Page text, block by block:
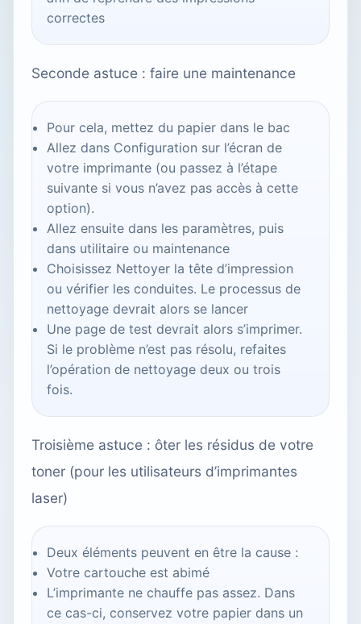
correctes
Seconde astuce : faire une maintenance
Pour cela, mettez du papier dans le bac
Allez dans Configuration sur l’écran de
votre imprimante (ou passez à l’étape
suivante si vous n’avez pas accès à cette
option).
Allez ensuite dans les paramètres, puis
dans utilitaire ou maintenance
Choisissez Nettoyer la tête d’impression
ou vérifier les conduites. Le processus de
nettoyage devrait alors se lancer
Une page de test devrait alors s’imprimer.
Si le problème n’est pas résolu, refaites
l’opération de nettoyage deux ou trois
fois.
Troisième astuce : ôter les résidus de votre
toner (pour les utilisateurs d’imprimantes
laser)
Deux éléments peuvent en être la cause :
Votre cartouche est abimé
L’imprimante ne chauffe pas assez. Dans
ce cas-ci, conservez votre papier dans un